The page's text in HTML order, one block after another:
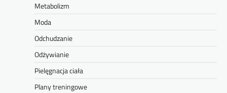
Metabolizm
Moda
Odchudzanie
Odżywianie
Pielęgnacja ciała
Plany treningowe